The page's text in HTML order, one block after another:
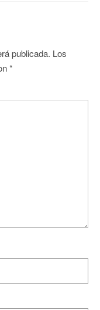
publicada. Los
*